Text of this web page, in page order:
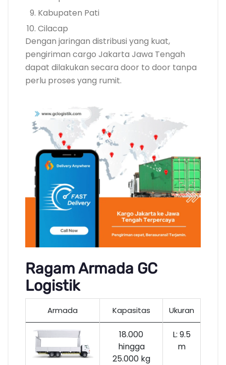
Kabupaten Pati
Cilacap
Dengan jaringan distribusi yang kuat,
pengiriman cargo Jakarta Jawa Tengah
dapat dilakukan secara door to door tanpa
perlu proses yang rumit.
Ragam Armada GC
Logistik
Armada Kapasitas Ukuran
18.000
hingga
25.000 kg
L: 9.5
m